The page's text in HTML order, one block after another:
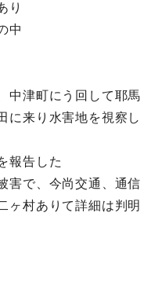
り
中
中津町にう回して耶馬
に来り水害地を視察し
報告した
害で、今尚交通、通信
ヶ村ありて詳細は判明